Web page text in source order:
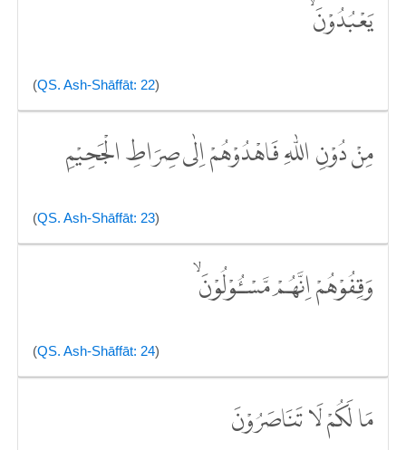
يَعْبُدُوْنَ ۙ
(QS. Ash-Shāffāt: 22)
مِنْ دُوْنِ اللّٰهِ فَاهْدُوْهُمْ اِلٰى صِرَاطِ الْجَحِيْمِ
(QS. Ash-Shāffāt: 23)
وَقِفُوْهُمْ اِنَّهُمْ مَّسْـُٔوْلُوْنَ ۙ
(QS. Ash-Shāffāt: 24)
مَا لَكُمْ لَا تَنَاصَرُوْنَ